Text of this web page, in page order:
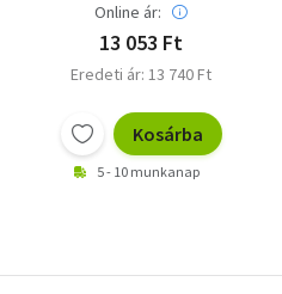
Online ár:
13 053 Ft
Eredeti ár: 13 740 Ft
Kosárba
5 - 10 munkanap